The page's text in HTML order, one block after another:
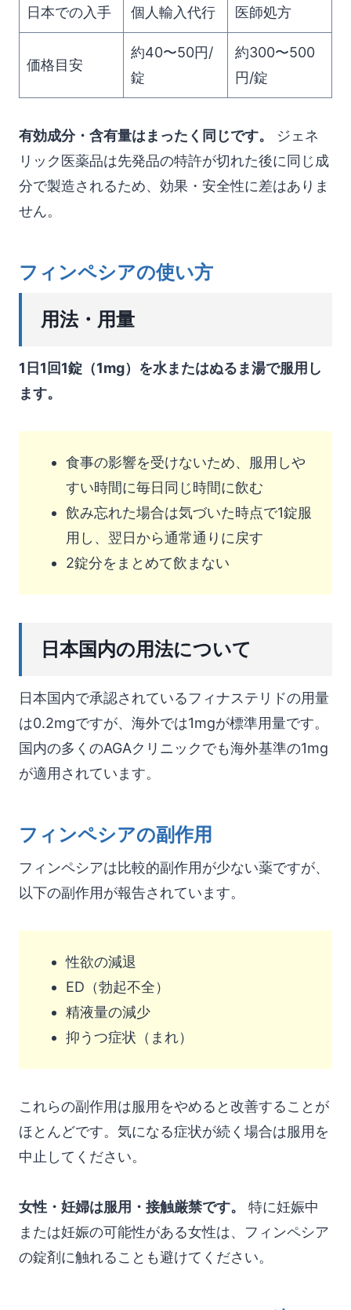
日本での入手 個人輸入代行 医師処方
価格目安
約40〜50円/
錠
約300〜500
円/錠
有効成分・含有量はまったく同じです。
ジェネ
リック医薬品は先発品の特許が切れた後に同じ成
分で製造されるため、効果・安全性に差はありま
せん。
フィンペシアの使い方
用法・用量
1日1回1錠（1mg）を水またはぬるま湯で服用し
ます。
食事の影響を受けないため、服用しや
すい時間に毎日同じ時間に飲む
飲み忘れた場合は気づいた時点で1錠服
用し、翌日から通常通りに戻す
2錠分をまとめて飲まない
日本国内の用法について
日本国内で承認されているフィナステリドの用量
は0.2mgですが、海外では1mgが標準用量です。
国内の多くのAGAクリニックでも海外基準の1mg
が適用されています。
フィンペシアの副作用
フィンペシアは比較的副作用が少ない薬ですが、
以下の副作用が報告されています。
性欲の減退
ED（勃起不全）
精液量の減少
抑うつ症状（まれ）
これらの副作用は服用をやめると改善することが
ほとんどです。気になる症状が続く場合は服用を
中止してください。
女性・妊婦は服用・接触厳禁です。
特に妊娠中
または妊娠の可能性がある女性は、フィンペシア
の錠剤に触れることも避けてください。